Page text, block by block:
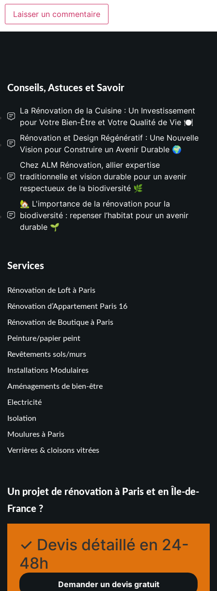
Conseils, Astuces et Savoir
La Rénovation de la Cuisine : Un Investissement
pour Votre Bien-Être et Votre Qualité de Vie 🍽️
Rénovation et Design Régénératif : Une Nouvelle
Vision pour Construire un Avenir Durable 🌍
Chez ALM Rénovation, allier expertise
traditionnelle et vision durable pour un avenir
respectueux de la biodiversité 🌿
🏡 L'importance de la rénovation pour la
biodiversité : repenser l’habitat pour un avenir
durable 🌱
Services
Rénovation de Loft à Paris
Rénovation d’Appartement Paris 16
Rénovation de Boutique à Paris
Peinture/papier peint
Revêtements sols/murs
Installations Modulaires
Aménagements de bien-être
Electricité
Isolation
Moulures à Paris
Verrières & cloisons vitrées
Un projet de rénovation à Paris et en Île-de-
France ?
✓ Devis détaillé en 24-
48h
Demander un devis gratuit